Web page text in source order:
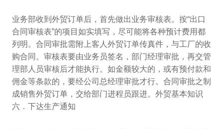
业务部收到外贸订单后，首先做出业务审核表。按“出口
合同审核表”的项目如实填写，尽可能将各种预计费用都
列明。合同审批需附上客人外贸订单传真件，与工厂的收
购合同。审核表要由业务员签名，部门经理审批，再交管
理部人员审核后才能执行。如金额较大的，或有预付款和
佣金等条款的，要经公司总经理审批才行。合同审批之制
成销售外贸订单，交给部门进程员跟进。外贸基本知识
六．下达生产通知